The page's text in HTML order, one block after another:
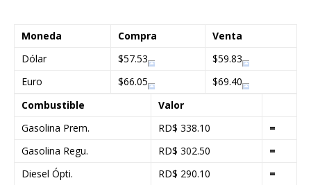
Moneda Compra
Venta
Dólar
$57.53
$59.83
Euro
$66.05
$69.40
Combustible
Valor
Gasolina Prem.
RD$ 338.10
=
Gasolina Regu.
RD$ 302.50
=
Diesel Ópti.
RD$ 290.10
=